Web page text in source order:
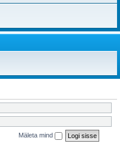
Mäleta mind